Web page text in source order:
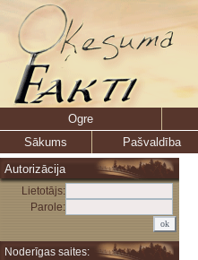
Ogre
Sākums
Pašvaldība
Autorizācija
Lietotājs:
Parole:
Noderīgas saites: